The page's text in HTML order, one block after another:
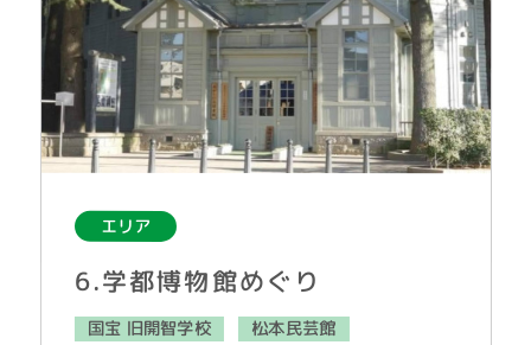
エリア
6.学都博物館めぐり
国宝 旧開智学校
松本民芸館